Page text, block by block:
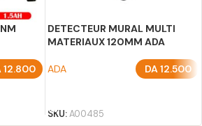
12.800
DETECTEUR MURAL MULTI
MATERIAUX 120MM ADA
ADA DA12.500
SKU:A00485